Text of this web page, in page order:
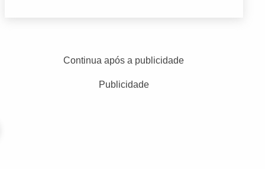
Continua após a publicidade
Publicidade